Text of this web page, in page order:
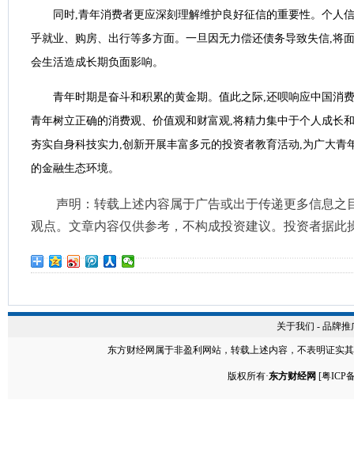
同时‌,青年消费者更应深刻理解‌维护良好‌征信的重要性。个人
乎就业、购房、出行等多方面。一旦因无力偿还债务导致失信,将‌
会生活造成长期‌负面影响‌。
青年时期是奋斗和积累的黄金期。‌值此之际‌,还呗响应中国消
青年树立正确的消费观、价值观和财富观,将精力‌集中于‌个人成长
夯实自身科技实力,‌创新‌开展丰富多元的‌投资者教育活动‌,为广大青
的金融生态环境。
声明：转载上述内容属于广告或出于传递更多信息之
观点。文章内容仅供参考，不构成投资建议。投资者据此
关于我们 - 品牌推
东方财经网 属于非盈利网站，转载上述内容，不表明证实
版权所有·东方财经网 [粤ICP